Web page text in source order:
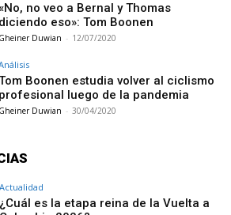
no veo a Bernal y Thomas
diciendo eso»: Tom Boonen
Gheiner Duwian - 12/07/2020
Boonen estudia volver al ciclismo
profesional luego de la pandemia
Gheiner Duwian - 30/04/2020
Actualidad
¿Cuál es la etapa reina de la Vuelta a